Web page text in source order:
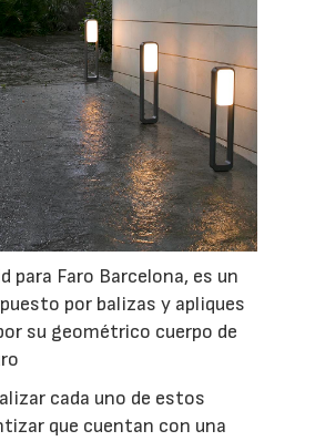
para Faro Barcelona, es un
por balizas y apliques
su geométrico cuerpo de
cada uno de estos
que cuentan con una